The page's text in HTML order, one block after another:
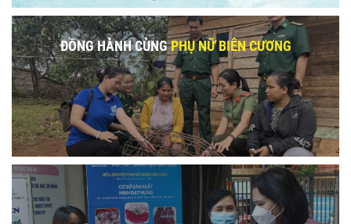
ĐỒNG HÀNH CÙNGPHỤ NỮ BIÊN CƯƠNG